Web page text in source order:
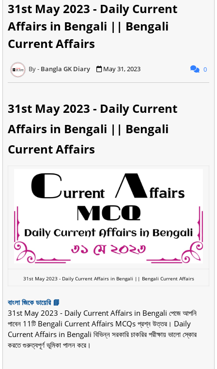
31st May 2023 - Daily Current
Affairs in Bengali || Bengali
Current Affairs
Bangla GK Diary May 31, 2023 0
31st May 2023 - Daily Current
Affairs in Bengali || Bengali
Current Affairs
31st May 2023 - Daily Current Affairs in Bengali || Bengali Current Affairs
বাংলা জিকে ডায়েরি 📘
31st May 2023 - Daily Current Affairs in Bengali পেজে আপনি
পাবেন 11টি Bengali Current Affairs MCQs প্রশ্ন উত্তর। Daily
Current Affairs in Bengali বিভিন্ন সরকারি চাকরির পরীক্ষায় ভালো স্কোর
করতে গুরুত্বপূর্ণ ভূমিকা পালন করে।